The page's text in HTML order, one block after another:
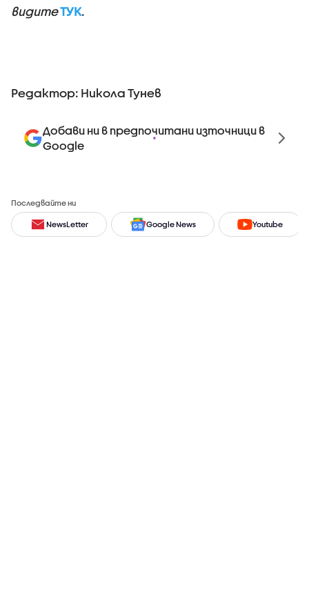
видитеТУК.
Редактор: Никола Тунев
Добави ни в предпочитани източници в
Google
Последвайте ни
NewsLetter Google News Youtube